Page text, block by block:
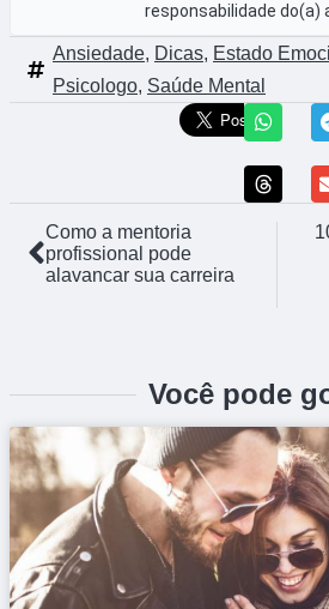
responsabilidade do(a)
Ansiedade, Dicas, Estado
Psicologo, Saúde Mental
Como a mentoria
profissional pode
alavancar sua carreira
Você pode